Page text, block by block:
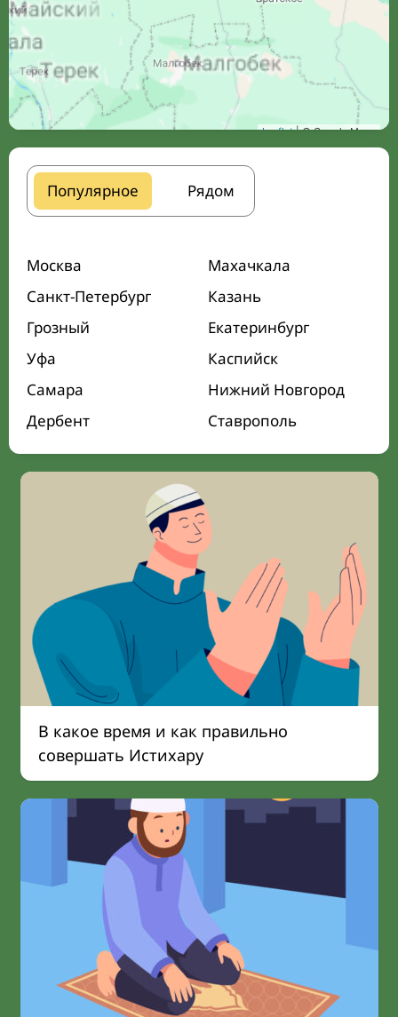
Leaflet| © Google Maps
Популярное Рядом
Москва
Махачкала
Санкт-Петербург
Казань
Грозный
Екатеринбург
Уфа
Каспийск
Самара
Нижний Новгород
Дербент
Ставрополь
В какое время и как правильно
совершать Истихару